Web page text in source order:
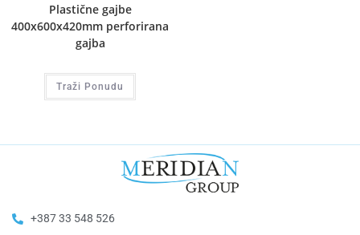
Plastične gajbe
400x600x420mm perforirana
gajba
Traži Ponudu
+387 33 548 526